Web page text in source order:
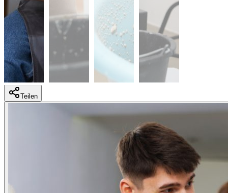
Teilen